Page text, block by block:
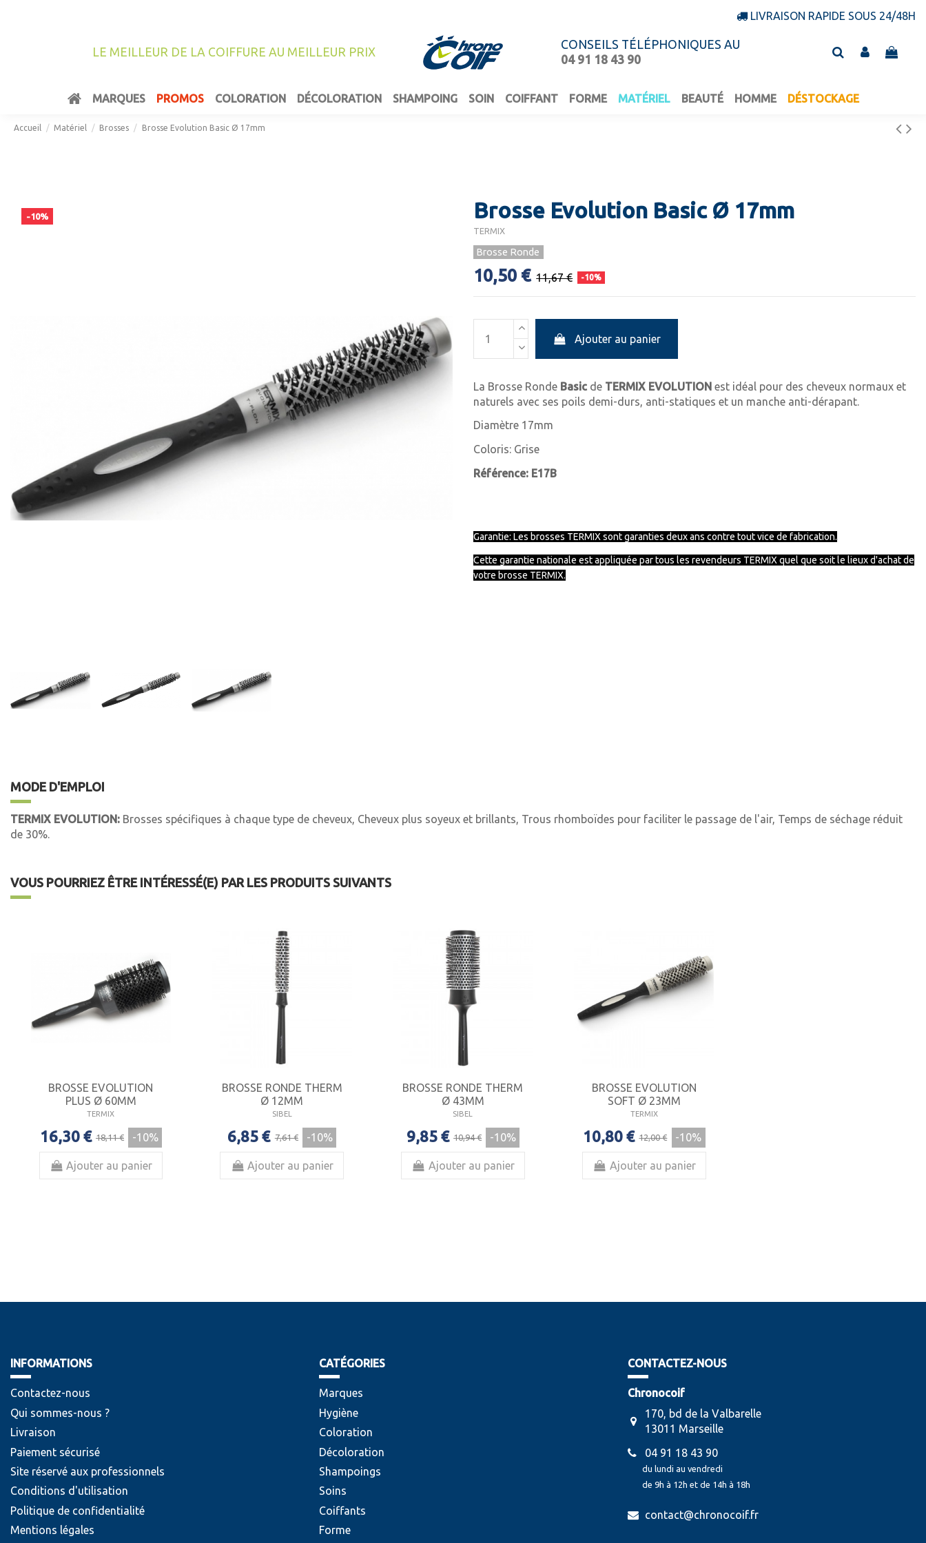
LIVRAISON RAPIDE SOUS 24/48H
LE MEILLEUR DE LA COIFFURE AU MEILLEUR PRIX
CONSEILS TÉLÉPHONIQUES AU
04 91 18 43 90
MARQUES PROMOS COLORATION DÉCOLORATION SHAMPOING SOIN COIFFANT FORME MATÉRIEL BEAUTÉ HOMME DÉSTOCKAGE
Accueil Matériel Brosses Brosse Evolution Basic Ø 17mm
-10% Brosse Evolution Basic Ø 17mm
TERMIX
Brosse Ronde
10,50 € 11,67 € -10%
Ajouter au panier
La Brosse Ronde Basic de TERMIX EVOLUTION est idéal pour des cheveux normaux et
naturels avec ses poils demi-durs, anti-statiques et un manche anti-dérapant.
Diamètre 17mm
Coloris: Grise
Référence: E17B
Garantie: Les brosses TERMIX sont garanties deux ans contre tout vice de fabrication.
Cette garantie nationale est appliquée par tous les revendeurs TERMIXquel que soit le lieux d'achat de
votre brosse TERMIX.
MODE D'EMPLOI
TERMIX EVOLUTION: Brosses spécifiques à chaque type de cheveux, Cheveux plus soyeux et brillants, Trous rhomboïdes pour faciliter le passage de l'air, Temps de séchage réduit
de 30%.
VOUS POURRIEZ ÊTRE INTÉRESSÉ(E) PAR LES PRODUITS SUIVANTS
BROSSE EVOLUTION
PLUS Ø 60MM
TERMIX
16,30 € 18,11 € -10%
Ajouter au panier
BROSSE RONDE THERM
Ø 12MM
SIBEL
6,85 € 7,61 € -10%
Ajouter au panier
BROSSE RONDE THERM
Ø 43MM
SIBEL
9,85 € 10,94 € -10%
Ajouter au panier
BROSSE EVOLUTION
SOFT Ø 23MM
TERMIX
10,80 € 12,00 € -10%
Ajouter au panier
INFORMATIONS
Contactez-nous
Qui sommes-nous ?
Livraison
Paiement sécurisé
Site réservé aux professionnels
Conditions d'utilisation
Politique de confidentialité
Mentions légales
CATÉGORIES
Marques
Hygiène
Coloration
Décoloration
Shampoings
Soins
Coiffants
Forme
CONTACTEZ-NOUS
Chronocoif
170, bd de la Valbarelle
13011 Marseille
04 91 18 43 90
du lundi au vendredi
de 9h à 12h et de 14h à 18h
contact@chronocoif.fr